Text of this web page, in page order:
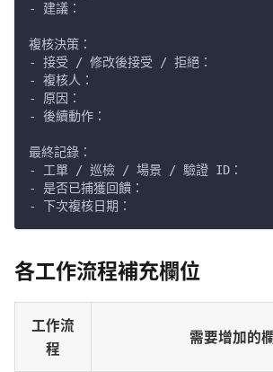
- 建議：
複核決策：
- 接受 / 修改後接受 / 拒絕：
- 複核人：
- 原因：
- 後續動作：
最終記錄：
- 工單 / 巡檢 / 場景 / 驗證 ID：
- 是否已捕獲回饋：
- 下次複核日期：
各工作流程補充欄位
工作流
程
需要增加的